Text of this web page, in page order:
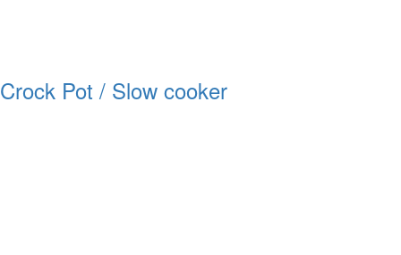
Crock Pot / Slow cooker